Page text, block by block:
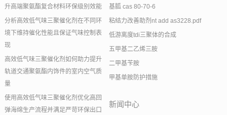
升高端聚氨酯复合材料环保级别效能
分析高效低气味三聚催化剂在不同环
境下维持催化性能且保证气味控制表
现
高效低气味三聚催化剂如何助力提升
轨道交通聚氨酯内饰件的室内空气质
量
使用高效低气味三聚催化剂优化高回
弹海绵生产流程并满足严苛环保出口
基胍 cas 80-70-6
粘结力改善助剂nt add as3228.pdf
低游离度tdi三聚体的合成
五甲基二乙烯三胺
二甲基苄胺
甲基单胺防护措施
新闻中心